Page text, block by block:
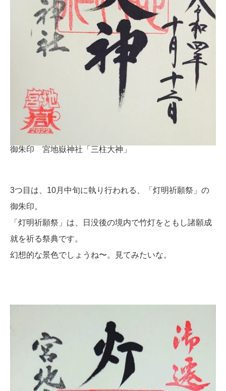
御朱印 宮地嶽神社「三柱大神」
3つ目は、10月中旬に執り行われる、「灯明祈願祭」の
御朱印。
「灯明祈願祭」は、日没後の境内で竹灯をともし諸願成
就を祈る祭典です。
幻想的な景色でしょうね〜。見てみたいな。